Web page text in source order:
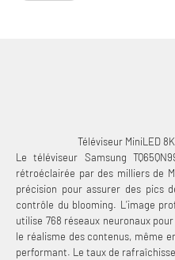
Téléviseur MiniLED
Le téléviseur Samsung
rétroéclairée par des milliers de
précision pour assurer des pics
contrôle du blooming. L’image
utilise 768 réseaux neuronaux
le réalisme des contenus, même
performant. Le taux de